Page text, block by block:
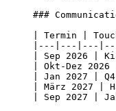
###
| Termin |
|---|---|---
| Sep 2026 |
| Okt-Dez
| Jan 2027 |
| März 2027 |
| Sep 2027 |